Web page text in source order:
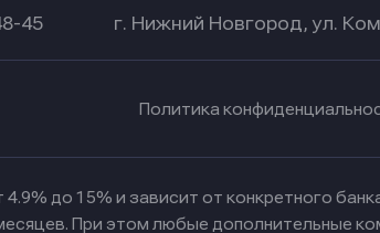
45 г. Нижний Новгород, ул.
Политика
4.9% до 15% и зависит от конкретного
При этом любые дополнительные